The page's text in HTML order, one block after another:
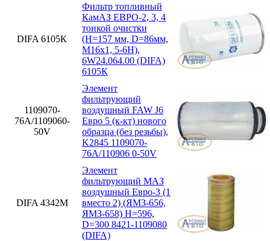
DIFA 6105К
Фильтр топливный
КамАЗ ЕВРО-2, 3, 4
тонкой очистки
(H=157 мм, D=86мм,
M16x1, 5-6H),
6W24.064.00 (DIFA)
6105К
1109070-
76А/1109060-
50V
Элемент
фильтрующий
воздушный FAW J6
Евро 5 (к-кт) нового
образца (без резьбы),
K2845 1109070-
76А/110906 0-50V
DIFA 4342М
Элемент
фильтрующий МАЗ
воздушный Евро-3 (1
вместо 2) (ЯМЗ-656,
ЯМЗ-658) H=596,
D=300 8421-1109080
(DIFA)